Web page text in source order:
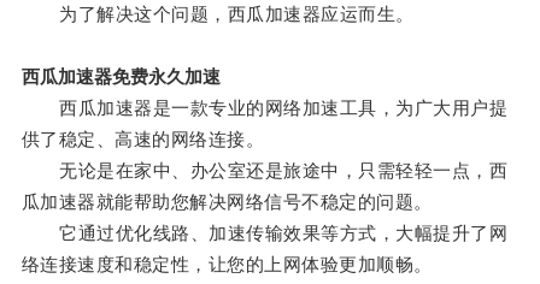
为了解决这个问题，西瓜加速器应运而生。
西瓜加速器免费永久加速
西瓜加速器是一款专业的网络加速工具，为广大用户提
供了稳定、高速的网络连接。
无论是在家中、办公室还是旅途中，只需轻轻一点，西
瓜加速器就能帮助您解决网络信号不稳定的问题。
它通过优化线路、加速传输效果等方式，大幅提升了网
络连接速度和稳定性，让您的上网体验更加顺畅。